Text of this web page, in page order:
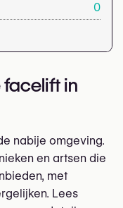
0
facelift in
nabije omgeving.
en artsen die
met
Lees